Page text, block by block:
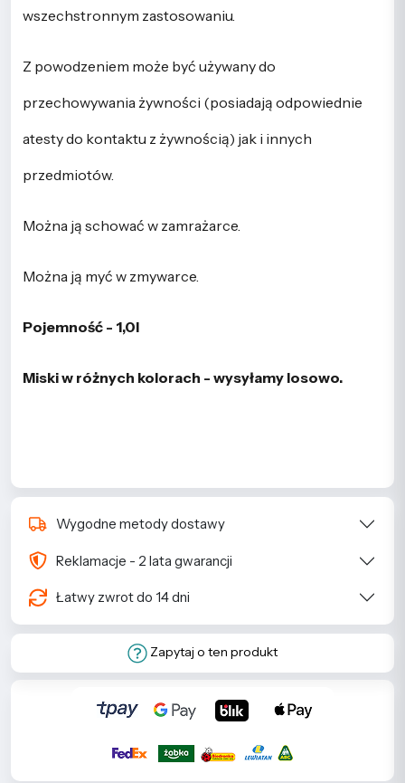
wszechstronnym zastosowaniu.
Z powodzeniem może być używany do
przechowywania żywności (posiadają odpowiednie
atesty do kontaktu z żywnością) jak i innych
przedmiotów.
Można ją schować w zamrażarce.
Można ją myć w zmywarce.
Pojemność - 1,0l
Miski w różnych kolorach - wysyłamy losowo.
Wygodne metody dostawy
Reklamacje - 2 lata gwarancji
Łatwy zwrot do 14 dni
Zapytaj o ten produkt